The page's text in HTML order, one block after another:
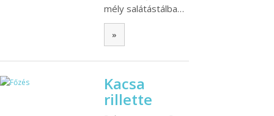
mély salátástálba…
»
Kacsa
rillette